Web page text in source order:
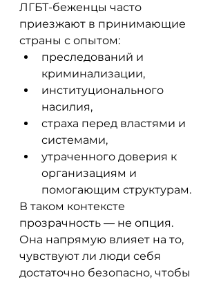
ЛГБТ-беженцы часто
приезжают в принимающие
страны с опытом:
преследований и
криминализации,
институционального
насилия,
страха перед властями и
системами,
утраченного доверия к
организациям и
помогающим структурам.
В таком контексте
прозрачность — не опция.
Она напрямую влияет на то,
чувствуют ли люди себя
достаточно безопасно, чтобы